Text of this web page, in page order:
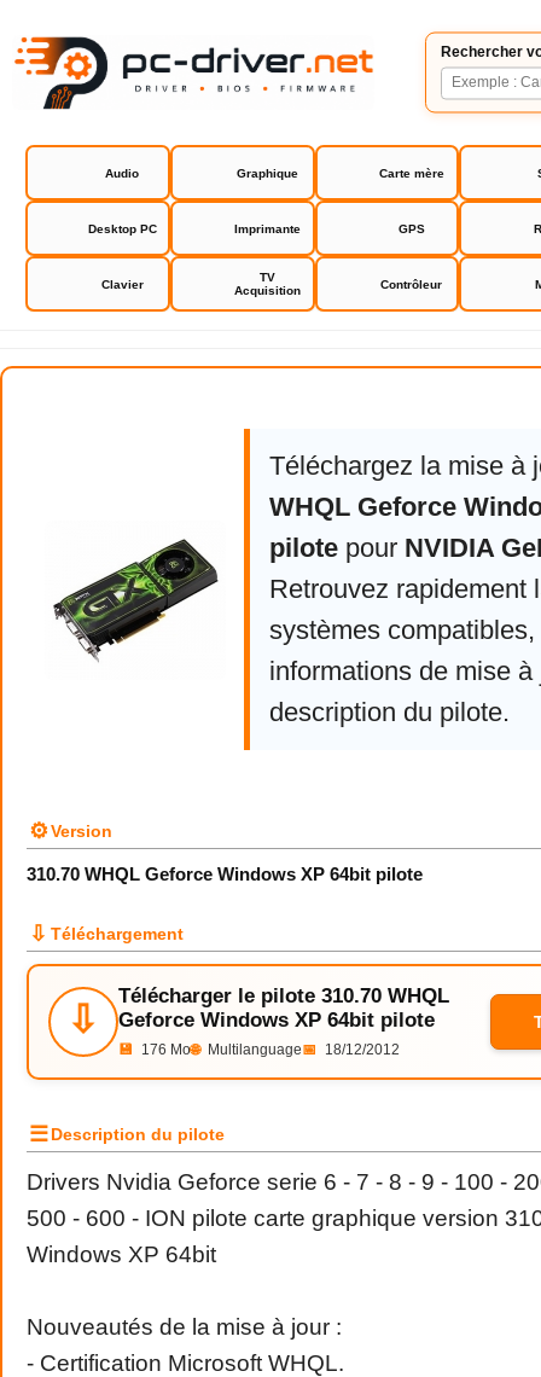
Rechercher
Audio Graphique Carte mère
Desktop PC Imprimante GPS
Clavier
TV
Acquisition
Contrôleur
NVIDIA GeForce Driver
Téléchargez la mise à
WHQL Geforce
pilote pour NVIDIA
Retrouvez rapidement
systèmes compatibles,
informations de mise à
description du pilote.
⚙Version
310.70 WHQL Geforce Windows XP 64bit pilote
⇩ Téléchargement
⇩
Télécharger le pilote 310.70 WHQL
Geforce Windows XP 64bit pilote
💾 176 Mo🌐 Multilanguage📅 18/12/2012
☰Description du pilote
Drivers Nvidia Geforce serie 6 - 7 - 8 - 9 - 100 -
500 - 600 - ION pilote carte graphique version
Windows XP 64bit
Nouveautés de la mise à jour :
- Certification Microsoft WHQL.